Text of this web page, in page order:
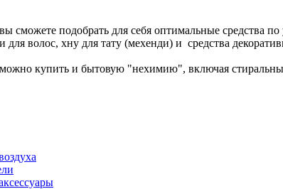
сможете подобрать для себя оптимальные средства
для волос, хну для тату (мехенди) и средства
купить и бытовую "нехимию", включая